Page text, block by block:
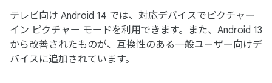
テレビ向け Android 14 では、対応デバイスでピクチャー
イン ピクチャー モードを利用できます。また、Android 13
から改善されたものが、互換性のある一般ユーザー向けデ
バイスに追加されています。